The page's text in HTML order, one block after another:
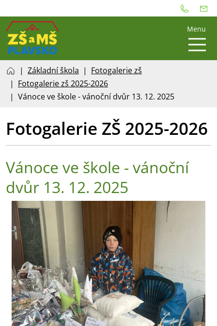
Menu
Základní škola
Fotogalerie zš
Fotogalerie zš 2025-2026
Vánoce ve škole - vánoční dvůr 13. 12. 2025
Fotogalerie ZŠ 2025-2026
Vánoce ve škole - vánoční
dvůr 13. 12. 2025